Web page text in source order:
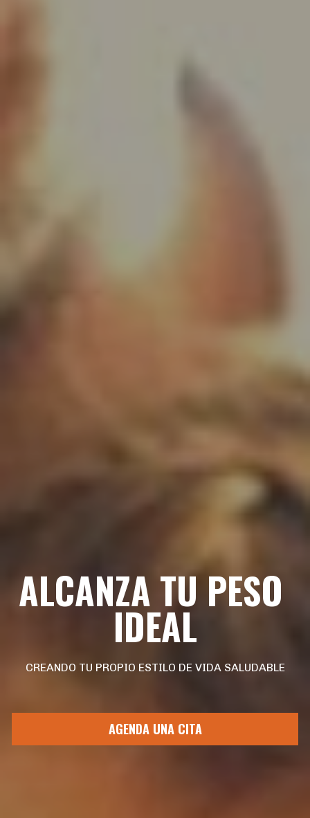
ALCANZA TU PESO
IDEAL
CREANDO TU PROPIO ESTILO DE VIDA SALUDABLE
AGENDA UNA CITA